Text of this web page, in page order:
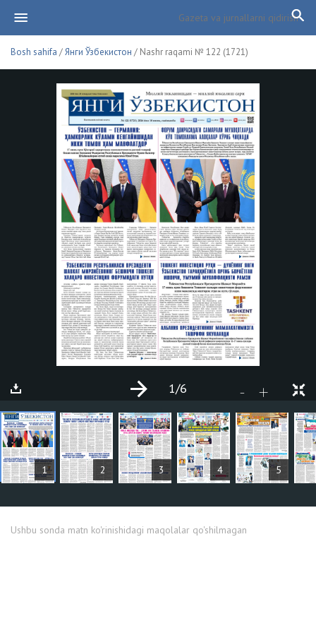
Bosh sahifa /Янги Ўзбекистон / Nashr raqami № 122 (1721)
1 2 3 4 5
- +
1/6
MAQOLALAR
Ushbu sonda matn ko'rinishidagi maqolalar qo'shilmagan